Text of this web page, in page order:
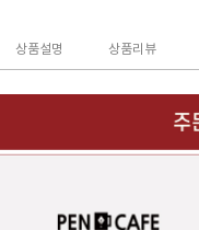
상품설명 상품리뷰